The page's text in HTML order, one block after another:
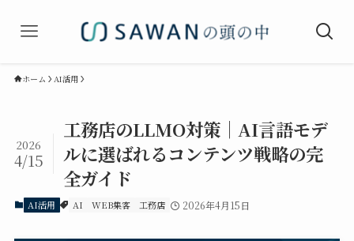
ホーム AI活用
工務店のLLMO対策｜AI言語モデ
ルに選ばれるコンテンツ戦略の完
全ガイド
2026
4/15
AI活用 AI WEB集客 工務店 2026年4月15日